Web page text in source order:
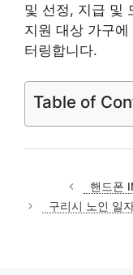
및 선정, 지급 및
지원 대상 가구
터링합니다.
Table of
핸드폰
구리시 노인 일